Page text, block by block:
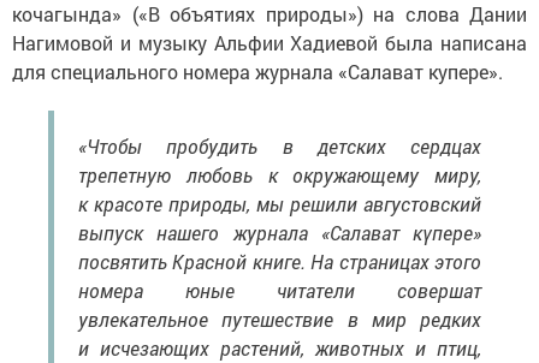
кочагында» («В объятиях природы») на слова Дании
Нагимовой и музыку Альфии Хадиевой была написана
для специального номера журнала «Салават купере».
«Чтобы пробудить в детских сердцах
трепетную любовь к окружающему миру,
к красоте природы, мы решили августовский
выпуск нашего журнала «Салават күпере»
посвятить Красной книге. На страницах этого
номера юные читатели совершат
увлекательное путешествие в мир редких
и исчезающих растений, животных и птиц,